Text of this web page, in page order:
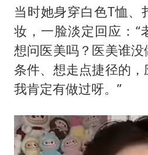
当时她身穿白色T恤、
妆，一脸淡定回应：“
想问医美吗？医美谁
条件、想走点捷径的
我肯定有做过呀。”